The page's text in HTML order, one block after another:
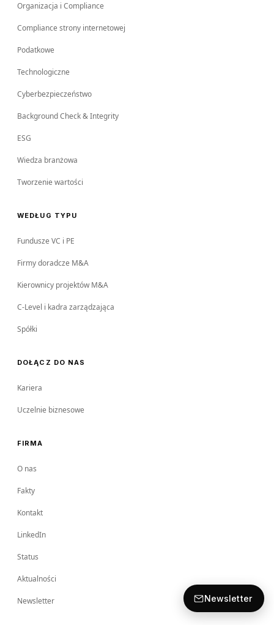
Organizacja i Compliance
Compliance strony internetowej
Podatkowe
Technologiczne
Cyberbezpieczeństwo
Background Check & Integrity
ESG
Wiedza branżowa
Tworzenie wartości
WEDŁUG TYPU
Fundusze VC i PE
Firmy doradcze M&A
Kierownicy projektów M&A
C-Level i kadra zarządzająca
Spółki
DOŁĄCZ DO NAS
Kariera
Uczelnie biznesowe
FIRMA
O nas
Fakty
Kontakt
LinkedIn
Status
Aktualności
Newsletter Newsletter